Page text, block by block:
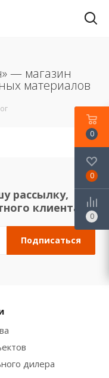
— магазин
материалов
рассылку,
клиента!
дилера
0
0
0